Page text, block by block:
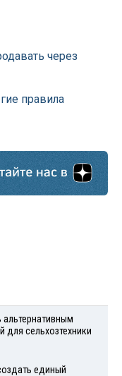
через
правила
альтернативным
для сельхозтехники
единый